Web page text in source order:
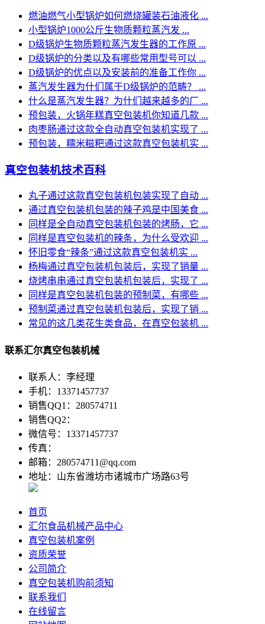
燃油燃气小型锅炉如何燃烧罐装石油液化 ...
小型锅炉1000公斤生物质颗粒蒸汽发 ...
D级锅炉生物质颗粒蒸汽发生器的工作原 ...
D级锅炉的分类以及有哪些常用型号可以 ...
D级锅炉的优点以及安装前的准备工作你 ...
蒸汽发生器为什们属于D级锅炉的范畴？ ...
什么是蒸汽发生器？为什们越来越多的厂 ...
预包装，火锅年糕真空包装机你知道几款 ...
肉枣肠通过这款全自动真空包装机实现了 ...
预包装，糯米糍粑通过这款真空包装机实 ...
真空包装机技术百科
丸子通过这款真空包装机包装实现了自动 ...
通过真空包装机包装的辣子鸡是中国美食 ...
同样是全自动真空包装机包装的烤肠，它 ...
同样是真空包装机的辣条，为什么受欢迎 ...
怀旧零食“辣条”通过这款真空包装机实 ...
杨梅通过真空包装机包装后，实现了销量 ...
烧烤串串通过真空包装机包装后，实现了 ...
同样是真空包装机包装的预制菜，有哪些 ...
预制菜通过真空包装机包装后，实现了销 ...
常见的这几类花生类食品，在真空包装机 ...
联系汇尔真空包装机械
联系人：李经理
手机：13371457737
销售QQ1：280574711
销售QQ2：
微信号：13371457737
传真：
邮箱：280574711@qq.com
地址：山东省潍坊市诸城市广场路63号
首页
汇尔食品机械产品中心
真空包装机案例
资质荣誉
公司简介
真空包装机购前须知
联系我们
在线留言